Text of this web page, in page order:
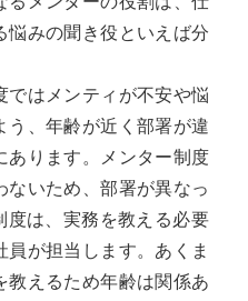
悩みの聞き役といえば分
ではメンティが不安や悩
う、年齢が近く部署が違
あります。メンター制度
いため、部署が異なっ
度は、実務を教える必要
が担当します。あくま
教えるため年齢は関係あ